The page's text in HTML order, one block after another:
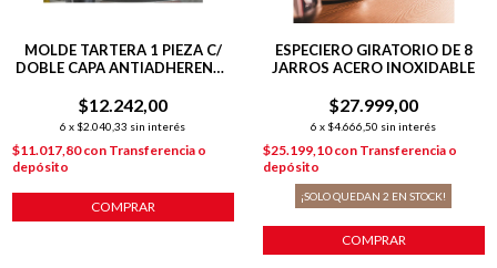
MOLDE TARTERA 1 PIEZA C/
DOBLE CAPA ANTIADHERENTE
$12.242,00
6 x $2.040,33 sin interés
$11.017,80con Transferencia o
depósito
COMPRAR
ESPECIERO GIRATORIO DE 8
JARROS ACERO INOXIDABLE
$27.999,00
6 x $4.666,50 sin interés
$25.199,10con Transferencia o
depósito
¡SOLO QUEDAN2 EN STOCK!
COMPRAR